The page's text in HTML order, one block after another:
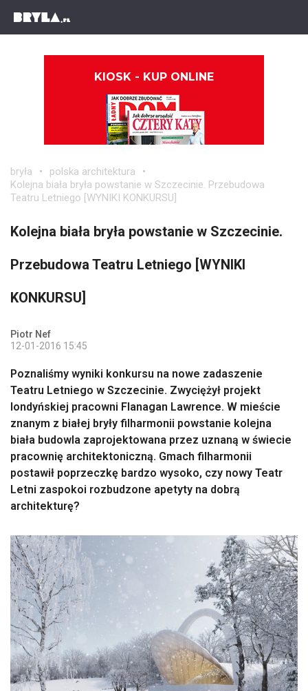
KIOSK - KUP ONLINE
bryła
polska architektura
Kolejna biała bryła powstanie w Szczecinie. Przebudowa
Teatru Letniego [WYNIKI KONKURSU]
Kolejna biała bryła powstanie w Szczecinie.
Przebudowa Teatru Letniego [WYNIKI
KONKURSU]
Piotr Nef
12-01-2016 15:45
Poznaliśmy wyniki konkursu na nowe zadaszenie
Teatru Letniego w Szczecinie. Zwyciężył projekt
londyńskiej pracowni Flanagan Lawrence. W mieście
znanym z białej bryły filharmonii powstanie kolejna
biała budowla zaprojektowana przez uznaną w świecie
pracownię architektoniczną. Gmach filharmonii
postawił poprzeczkę bardzo wysoko, czy nowy Teatr
Letni zaspokoi rozbudzone apetyty na dobrą
architekturę?